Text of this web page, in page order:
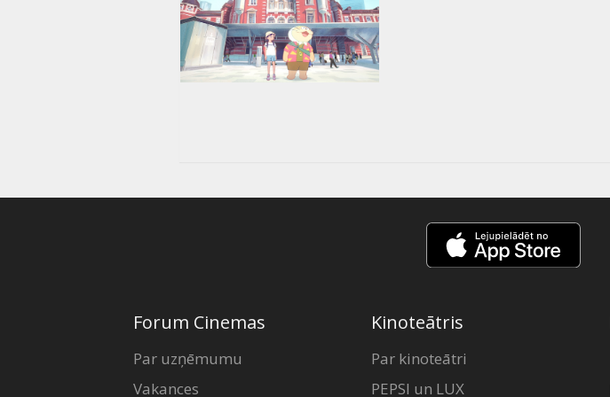
Forum Cinemas
Par uzņēmumu
Vakances
Kinoteātris
Par kinoteātri
PEPSI un LUX